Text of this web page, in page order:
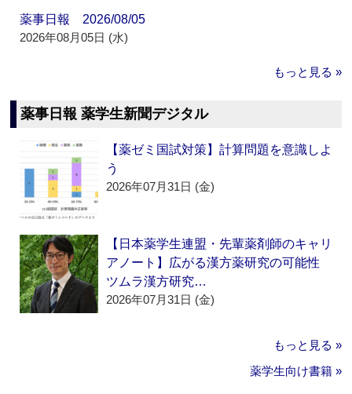
薬事日報 2026/08/05
2026年08月05日 (水)
もっと見る »
薬事日報 薬学生新聞デジタル
【薬ゼミ国試対策】計算問題を意識しよ
う
2026年07月31日 (金)
【日本薬学生連盟・先輩薬剤師のキャリ
アノート】広がる漢方薬研究の可能性
ツムラ漢方研究…
2026年07月31日 (金)
もっと見る »
薬学生向け書籍 »